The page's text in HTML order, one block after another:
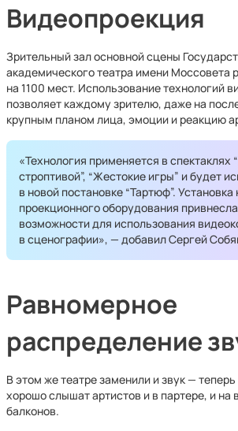
Видеопроекция
Зрительный зал основной сцены
академического театра имени Моссовета
на 1100 мест. Использование технологий
позволяет каждому зрителю, даже на
крупным планом лица, эмоции и реакцию
«Технология применяется в спектаклях
строптивой”, “Жестокие игры” и будет
в новой постановке “Тартюф”. Установка
проекционного оборудования
возможности для использования
в сценографии», — добавил Сергей
Равномерное
распределение
В этом же театре заменили и звук —
хорошо слышат артистов и в партере, и на
балконов.